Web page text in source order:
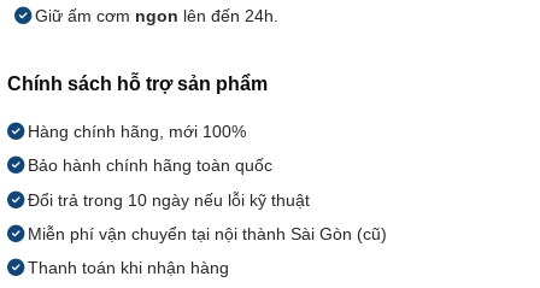
Giữ ấm cơm ngon lên đến 24h.
Chính sách hỗ trợ sản phẩm
Hàng chính hãng, mới 100%
Bảo hành chính hãng toàn quốc
Đổi trả trong 10 ngày nếu lỗi kỹ thuật
Miễn phí vận chuyển tại nội thành Sài Gòn (cũ)
Thanh toán khi nhận hàng